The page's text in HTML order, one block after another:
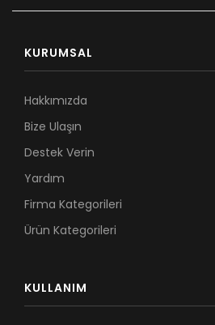
KURUMSAL
Hakkımızda
Bize Ulaşın
Destek Verin
Yardım
Firma Kategorileri
Ürün Kategorileri
KULLANIM